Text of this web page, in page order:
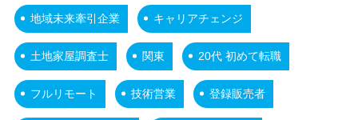
地域未来牽引企業 キャリアチェンジ
土地家屋調査士 関東 20代 初めて転職
フルリモート 技術営業 登録販売者